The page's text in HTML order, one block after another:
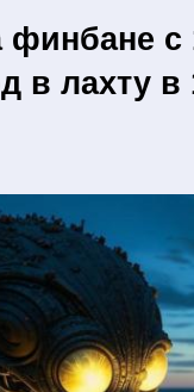
с
в лахту в